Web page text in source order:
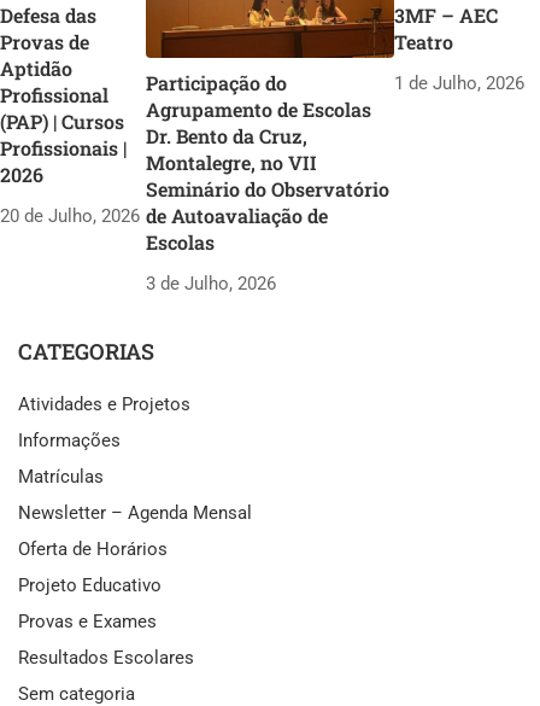
Defesa das
Provas de
Aptidão
Profissional
(PAP) | Cursos
Profissionais |
2026
20 de Julho, 2026
Participação do
Agrupamento de Escolas
Dr. Bento da Cruz,
Montalegre, no VII
Seminário do Observatório
de Autoavaliação de
Escolas
3 de Julho, 2026
3MF – AEC
Teatro
1 de Julho, 2026
CATEGORIAS
Atividades e Projetos
Informações
Matrículas
Newsletter – Agenda Mensal
Oferta de Horários
Projeto Educativo
Provas e Exames
Resultados Escolares
Sem categoria